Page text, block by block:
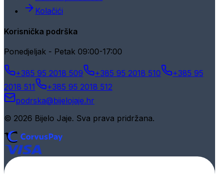
Kolačići
Korisnička podrška
Ponedjeljak - Petak 09:00-17:00
+385 95 2018 509 +385 95 2018 510
+385 95
2018 511
+385 95 2018 512
podrska@bijelojaje.hr
© 2026 Bijelo Jaje. Sva prava pridržana.